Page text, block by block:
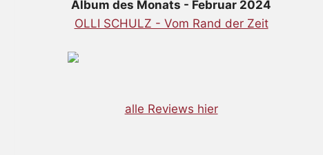
Album des Monats - Februar 2024
OLLI SCHULZ - Vom Rand der Zeit
alle Reviews hier